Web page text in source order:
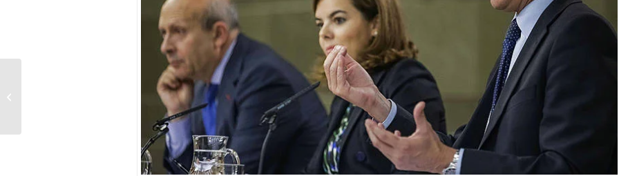
‘Homosexuales no caso pero voy a